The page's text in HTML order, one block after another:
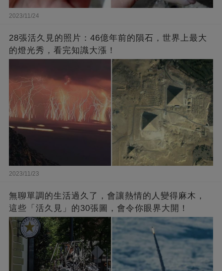
2023/11/24
28張活久見的照片：46億年前的隕石，世界上最大
的燈光秀，看完知識大漲！
2023/11/23
無聊單調的生活過久了，會讓熱情的人變得麻木，
這些「活久見」的30張圖，會令你眼界大開！